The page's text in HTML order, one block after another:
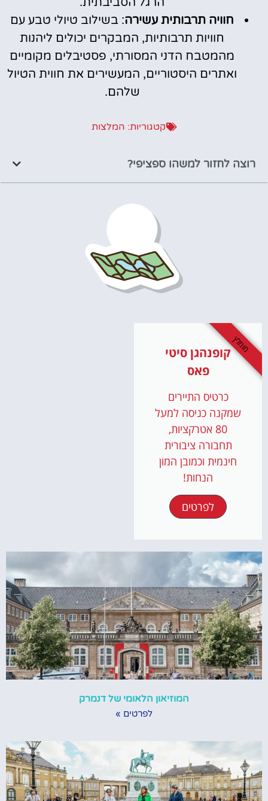
חוויה תרבותית עשירה: בשילוב טיולי טבע עם
חוויות תרבותיות, המבקרים יכולים ליהנות
מהמטבח הדני המסורתי, פסטיבלים מקומיים
ואתרים היסטוריים, המעשירים את חווית הטיול
שלהם.
קטגוריות: המלצות
רוצה לחזור למשהו ספציפי?
קופנהגן סיטי
פאס
כרטיס התיירים
שמקנה כניסה למעל
80 אטרקציות,
תחבורה ציבורית
חינמית וכמובן המון
הנחות!
לפרטים
מומלץ
המוזיאון הלאומי של דנמרק
לפרטים »